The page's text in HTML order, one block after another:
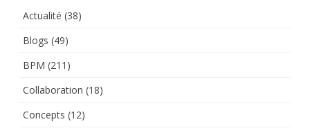
Actualité (38)
Blogs (49)
BPM (211)
Collaboration (18)
Concepts (12)